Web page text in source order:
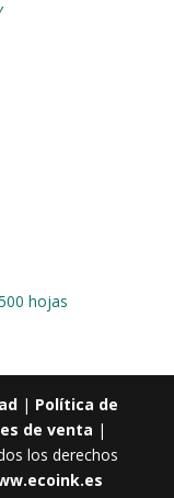
hojas
| Política de
de venta |
los derechos